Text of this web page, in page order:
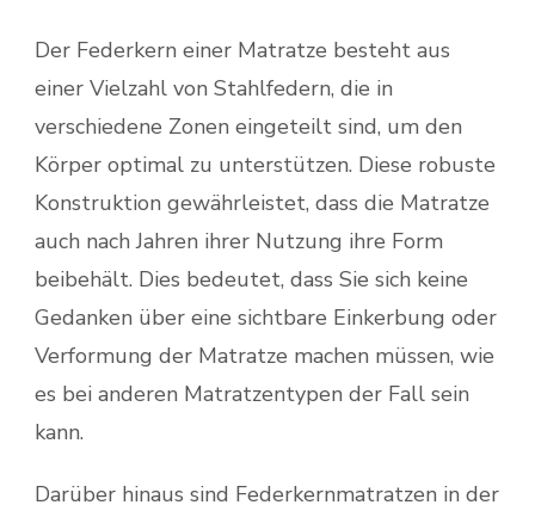
Der Federkern einer Matratze besteht aus
einer Vielzahl von Stahlfedern, die in
verschiedene Zonen eingeteilt sind, um den
Körper optimal zu unterstützen. Diese robuste
Konstruktion gewährleistet, dass die Matratze
auch nach Jahren ihrer Nutzung ihre Form
beibehält. Dies bedeutet, dass Sie sich keine
Gedanken über eine sichtbare Einkerbung oder
Verformung der Matratze machen müssen, wie
es bei anderen Matratzentypen der Fall sein
kann.
Darüber hinaus sind Federkernmatratzen in der